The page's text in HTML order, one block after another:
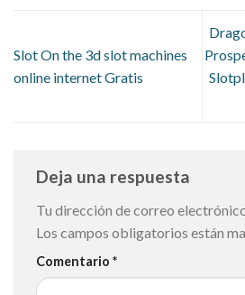
Slot On the 3d slot machines
online internet Gratis
Deja una respuesta
Tu dirección de correo
Los campos obligatorios están
Comentario *